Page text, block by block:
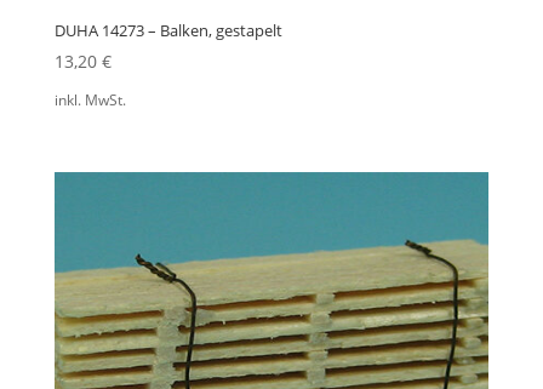
DUHA 14273 – Balken, gestapelt
13,20 €
inkl. MwSt.